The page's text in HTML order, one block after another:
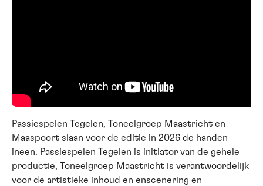
Passiespelen Tegelen, Toneelgroep Maastricht en
Maaspoort slaan voor de editie in 2026 de handen
ineen. Passiespelen Tegelen is initiator van de gehele
productie, Toneelgroep Maastricht is verantwoordelijk
voor de artistieke inhoud en enscenering en